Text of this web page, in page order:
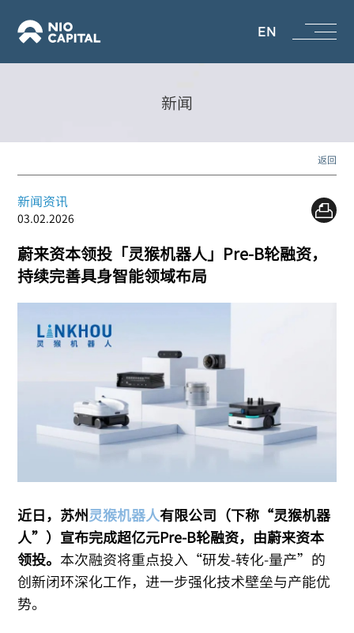
EN
新闻
返回
新闻资讯
03.02.2026
蔚来资本领投「灵猴机器人」Pre-B轮融资，
持续完善具身智能领域布局
近日，苏州灵猴机器人有限公司（下称“灵猴机器
人”）宣布完成超亿元Pre-B轮融资，由蔚来资本
领投。 本次融资将重点投入“研发-转化-量产”的
创新闭环深化工作，进一步强化技术壁垒与产能优
势。